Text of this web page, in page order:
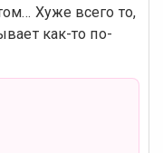
Хуже всего то,
как-то по-